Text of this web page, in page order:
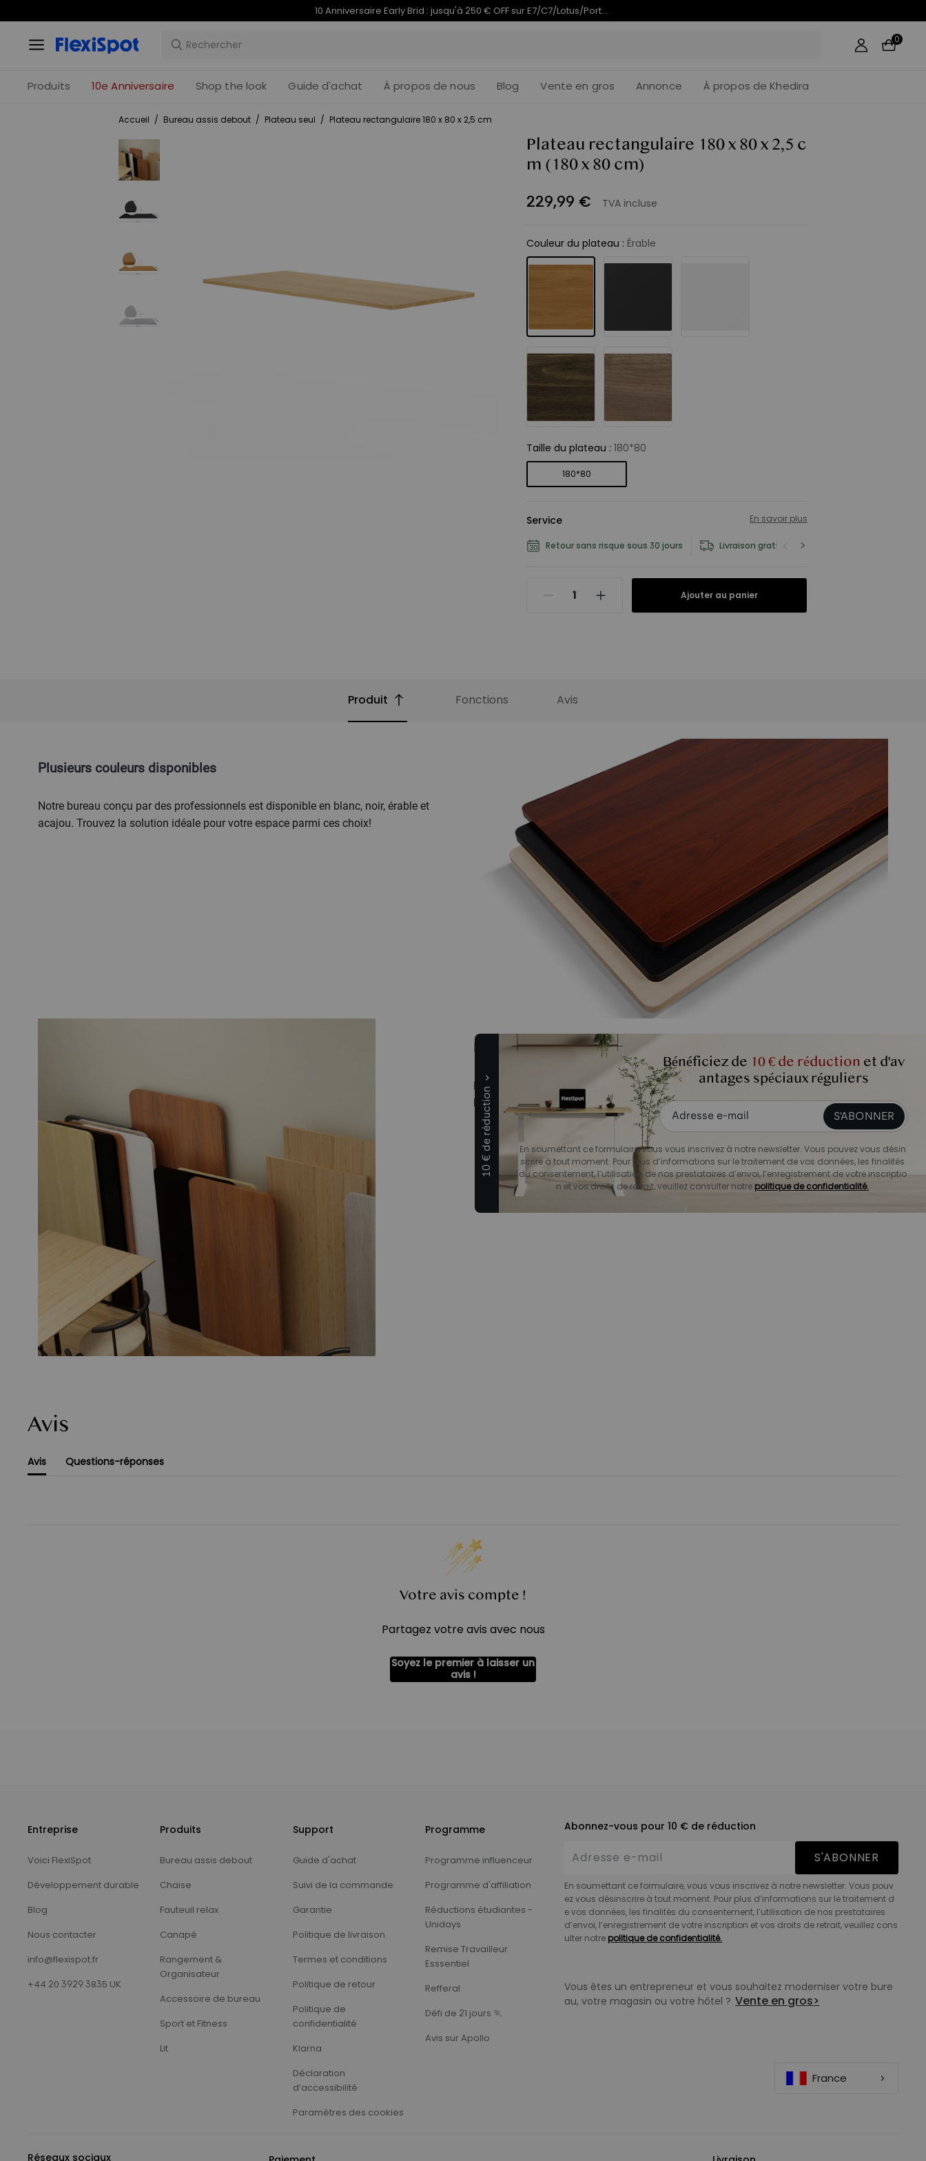
10 Anniversaire Early Brid : jusqu'à 250 € OFF sur E7/C7/Lotus/PortaGo | 1–17 août
0
Produits 10e Anniversaire Shop the look Guide d'achat À propos de nous Blog Vente en gros Annonce À propos de Khedira
Accueil / Bureau assis debout / Plateau seul / Plateau rectangulaire 180 x 80 x 2,5 cm
Plateau rectangulaire 180 x 80 x 2,5 c
m (180 x 80 cm)
229,99 € TVA incluse
Couleur du plateau : Érable
Taille du plateau : 180*80
180*80
Service En savoir plus
Retour sans risque sous 30 jours Livraison gratuite
Ajouter au panier
Produit Fonctions Avis
Plusieurs couleurs disponibles
Notre bureau conçu par des professionnels est disponible en blanc, noir, érable et
acajou. Trouvez la solution idéale pour votre espace parmi ces choix!
Écologique
Notre bureau de qualité est fabriqué à partir de matériaux respectueux de
l'environnement, tout en restant convivial pour votre portefeuille!
Avis
Avis Questions-réponses
Votre avis compte !
Partagez votre avis avec nous
Soyez le premier à laisser un
avis !
Entreprise
Voici FlexiSpot
Développement durable
Blog
Nous contacter
info@flexispot.fr
+44 20 3929 3835 UK
Produits
Bureau assis debout
Chaise
Fauteuil relax
Canapé
Rangement &
Organisateur
Accessoire de bureau
Sport et Fitness
Lit
Support
Guide d'achat
Suivi de la commande
Garantie
Politique de livraison
Termes et conditions
Politique de retour
Politique de
confidentialité
Klarna
Déclaration
d’accessibilité
Paramètres des cookies
Programme
Programme influenceur
Programme d'affiliation
Réductions étudiantes -
Unidays
Remise Travailleur
Esssentiel
Refferal
Défi de 21 jours 🏃‍
Avis sur Apollo
Abonnez-vous pour 10 € de réduction
S'ABONNER
En soumettant ce formulaire, vous vous inscrivez à notre newsletter. Vous pouv
ez vous désinscrire à tout moment. Pour plus d’informations sur le traitement d
e vos données, les finalités du consentement, l’utilisation de nos prestataires
d’envoi, l’enregistrement de votre inscription et vos droits de retrait, veuillez cons
ulter notre politique de confidentialité.
Vous êtes un entrepreneur et vous souhaitez moderniser votre bure
au, votre magasin ou votre hôtel ? Vente en gros>
France
Réseaux sociaux
10 € de réduction
Bénéficiez de 10 € de réduction et d'av
antages spéciaux réguliers
S'ABONNER
En soumettant ce formulaire, vous vous inscrivez à notre newsletter. Vous pouvez vous désin
scrire à tout moment. Pour plus d’informations sur le traitement de vos données, les finalités
du consentement, l’utilisation de nos prestataires d’envoi, l’enregistrement de votre inscriptio
n et vos droits de retrait, veuillez consulter notre politique de confidentialité.